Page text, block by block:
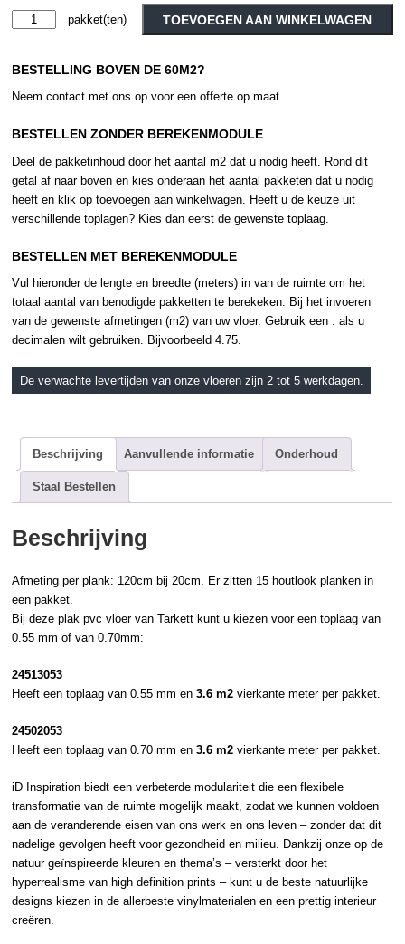
Tarkett
-
Charred
-
TOEVOEGEN AAN WINKELWAGEN
BESTELLING BOVEN DE 60M2?
Neem contact met ons op voor een offerte op maat.
BESTELLEN ZONDER BEREKENMODULE
Deel de pakketinhoud door het aantal m2 dat u nodig heeft. Rond dit
getal af naar boven en kies onderaan het aantal pakketen dat u nodig
heeft en klik op toevoegen aan winkelwagen. Heeft u de keuze uit
verschillende toplagen? Kies dan eerst de gewenste toplaag.
BESTELLEN MET BEREKENMODULE
Vul hieronder de lengte en breedte (meters) in van de ruimte om het
totaal aantal van benodigde pakketten te berekeken. Bij het invoeren
van de gewenste afmetingen (m2) van uw vloer. Gebruik een . als u
decimalen wilt gebruiken. Bijvoorbeeld 4.75.
De verwachte levertijden van onze vloeren zijn 2 tot 5 werkdagen.
Beschrijving Aanvullende informatie Onderhoud
Staal Bestellen
Beschrijving
Afmeting per plank: 120cm bij 20cm. Er zitten 15 houtlook planken in
een pakket.
Bij dezeplak pvc vloer vanTarkett kunt u kiezen voor een toplaag van
0.55 mm of van 0.70mm:
24513053
Heeft een toplaag van 0.55 mm en3.6 m2 vierkante meter per pakket.
24502053
Heeft een toplaag van 0.70 mm en3.6 m2 vierkante meter per pakket.
iD Inspiration biedt een verbeterde modulariteit die een flexibele
transformatie van de ruimte mogelijk maakt, zodat we kunnen voldoen
aan de veranderende eisen van ons werk en ons leven – zonder dat dit
nadelige gevolgen heeft voor gezondheid en milieu. Dankzij onze op de
natuur geïnspireerde kleuren en thema’s – versterkt door het
hyperrealisme van high definition prints – kunt u de beste natuurlijke
designs kiezen in de allerbeste vinylmaterialen en een prettig interieur
creëren.